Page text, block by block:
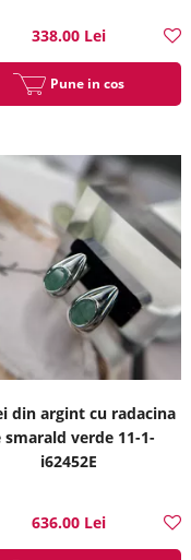
338.00 Lei
Pune in cos
din argint cu radacina
smarald verde 11-1-
i62452E
636.00 Lei